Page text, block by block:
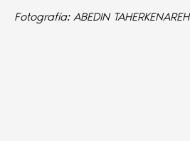
Fotografía: ABEDIN TAHERKENAREH